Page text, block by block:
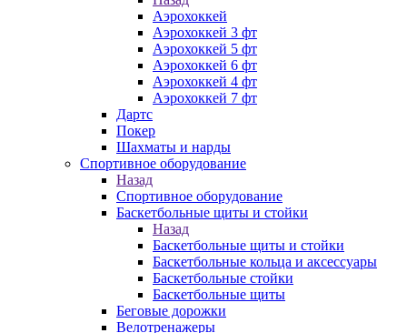
Аэрохоккей
Аэрохоккей 3 фт
Аэрохоккей 5 фт
Аэрохоккей 6 фт
Аэрохоккей 4 фт
Аэрохоккей 7 фт
Дартс
Покер
Шахматы и нарды
Спортивное оборудование
Назад
Спортивное оборудование
Баскетбольные щиты и стойки
Назад
Баскетбольные щиты и стойки
Баскетбольные кольца и аксессуары
Баскетбольные стойки
Баскетбольные щиты
Беговые дорожки
Велотренажеры